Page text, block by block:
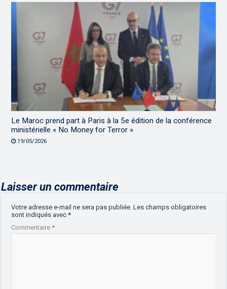
Le Maroc prend part à Paris à la 5e édition de la conférence
ministérielle « No Money for Terror »
19/05/2026
Laisser un commentaire
Votre adresse e-mail ne sera pas publiée. Les champs obligatoires
sont indiqués avec*
Commentaire*